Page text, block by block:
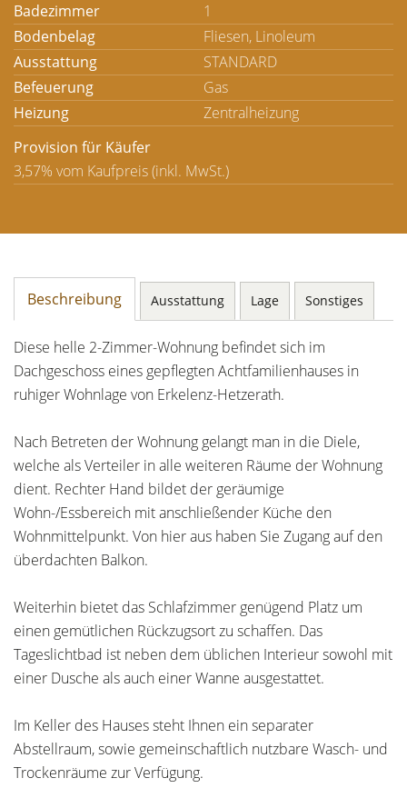
Badezimmer
1
Bodenbelag
Fliesen, Linoleum
Ausstattung
STANDARD
Befeuerung
Gas
Heizung
Zentralheizung
Provision für Käufer
3,57% vom Kaufpreis (inkl. MwSt.)
Beschreibung Ausstattung Lage Sonstiges
Diese helle 2-Zimmer-Wohnung befindet sich im
Dachgeschoss eines gepflegten Achtfamilienhauses in
ruhiger Wohnlage von Erkelenz-Hetzerath.
Nach Betreten der Wohnung gelangt man in die Diele,
welche als Verteiler in alle weiteren Räume der Wohnung
dient. Rechter Hand bildet der geräumige
Wohn-/Essbereich mit anschließender Küche den
Wohnmittelpunkt. Von hier aus haben Sie Zugang auf den
überdachten Balkon.
Weiterhin bietet das Schlafzimmer genügend Platz um
einen gemütlichen Rückzugsort zu schaffen. Das
Tageslichtbad ist neben dem üblichen Interieur sowohl mit
einer Dusche als auch einer Wanne ausgestattet.
Im Keller des Hauses steht Ihnen ein separater
Abstellraum, sowie gemeinschaftlich nutzbare Wasch- und
Trockenräume zur Verfügung.